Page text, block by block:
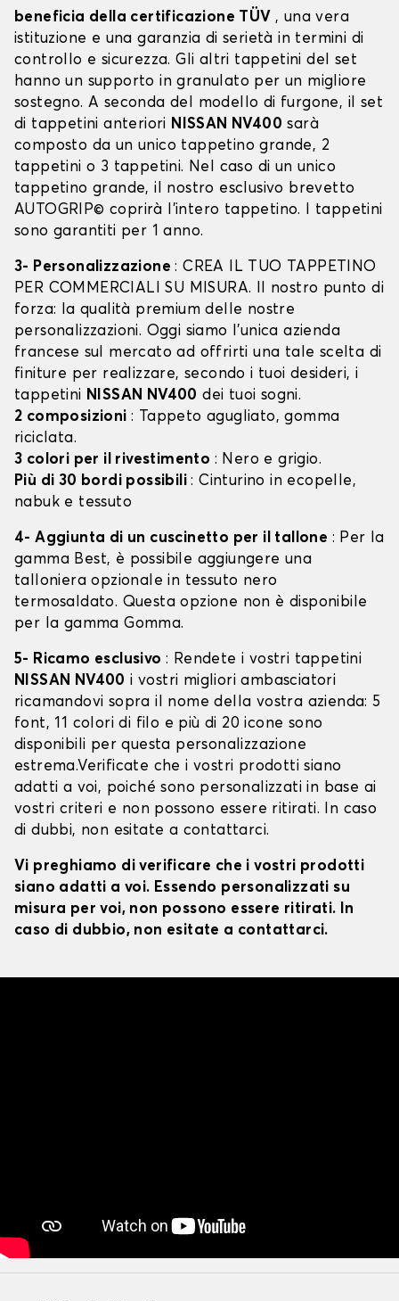
beneficia della certificazione TÜV , una vera
istituzione e una garanzia di serietà in termini di
controllo e sicurezza. Gli altri tappetini del set
hanno un supporto in granulato per un migliore
sostegno. A seconda del modello di furgone, il set
di tappetini anteriori NISSAN NV400 sarà
composto da un unico tappetino grande, 2
tappetini o 3 tappetini. Nel caso di un unico
tappetino grande, il nostro esclusivo brevetto
AUTOGRIP© coprirà l'intero tappetino. I tappetini
sono garantiti per 1 anno.
3- Personalizzazione: CREA IL TUO TAPPETINO
PER COMMERCIALI SU MISURA. Il nostro punto di
forza: la qualità premium delle nostre
personalizzazioni. Oggi siamo l’unica azienda
francese sul mercato ad offrirti una tale scelta di
finiture per realizzare, secondo i tuoi desideri, i
tappetini NISSAN NV400 dei tuoi sogni.
2 composizioni : Tappeto agugliato, gomma
riciclata.
3 colori per il rivestimento : Nero e grigio.
Più di 30 bordi possibili: Cinturino in ecopelle,
nabuk e tessuto
4- Aggiunta di un cuscinetto per il tallone : Per la
gamma Best, è possibile aggiungere una
talloniera opzionale in tessuto nero
termosaldato. Questa opzione non è disponibile
per la gamma Gomma.
5- Ricamo esclusivo : Rendete i vostri tappetini
NISSAN NV400 i vostri migliori ambasciatori
ricamandovi sopra il nome della vostra azienda: 5
font, 11 colori di filo e più di 20 icone sono
disponibili per questa personalizzazione
estrema.Verificate che i vostri prodotti siano
adatti a voi, poiché sono personalizzati in base ai
vostri criteri e non possono essere ritirati. In caso
di dubbi, non esitate a contattarci.
Vi preghiamo di verificare che i vostri prodotti
siano adatti a voi. Essendo personalizzati su
misura per voi, non possono essere ritirati. In
caso di dubbio, non esitate a contattarci.